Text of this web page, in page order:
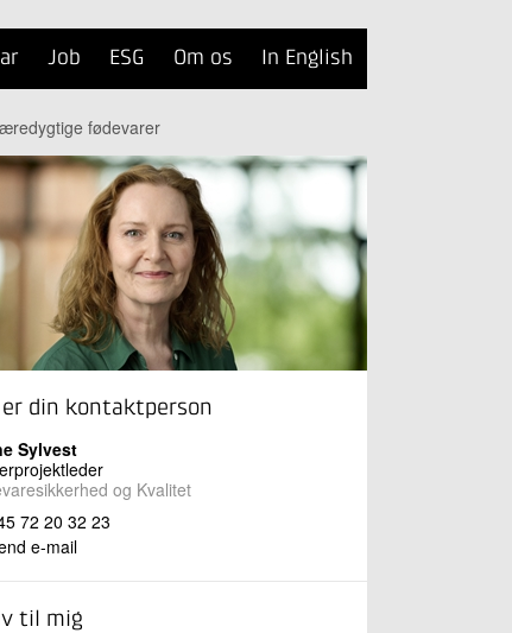
Job ESG Om os In English
fødevarer
er din kontaktperson
Sylvest
og Kvalitet
72 20 32 23
e-mail
til mig